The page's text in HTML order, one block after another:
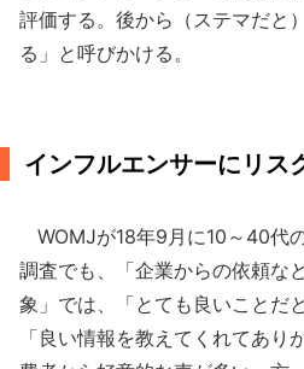
評価する。後から（ステマだと
る」と呼びかける。
インフルエンサーにリス
WOMJが18年9月に10～40代
調査でも、「企業からの依頼な
象」では、「とても良いことだ
「良い情報を教えてくれてあり